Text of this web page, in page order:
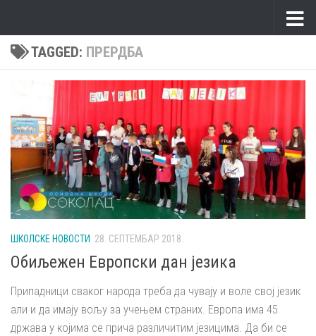
TAGGED: ПРЕРДБА
ШКОЛСКЕ НОВОСТИ 28. СЕПТЕМБАР 2018.
Обиљежен Европски дан језика
Припадници сваког народа треба да чувају и воле свој језик
али и да имају вољу за учењем страних. Европа има 45
држава у којима се прича различитим језицима. Да би се